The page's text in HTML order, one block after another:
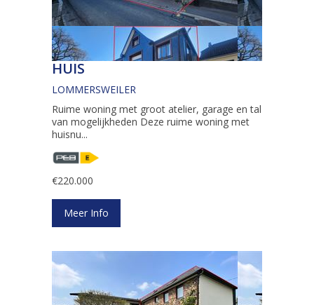
HUIS
LOMMERSWEILER
Ruime woning met groot atelier, garage en tal
van mogelijkheden Deze ruime woning met
huisnu...
€220.000
Meer Info